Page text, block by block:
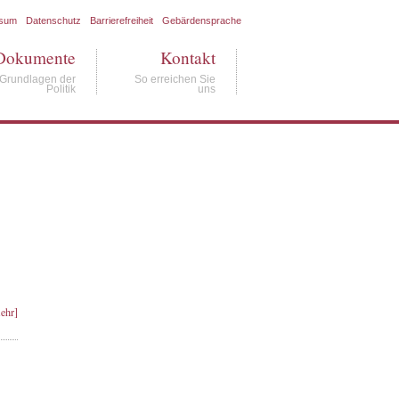
Datenschutz Barrierefreiheit Gebärdensprache
Grundlagen der
Politik
Kontakt
So erreichen Sie
uns